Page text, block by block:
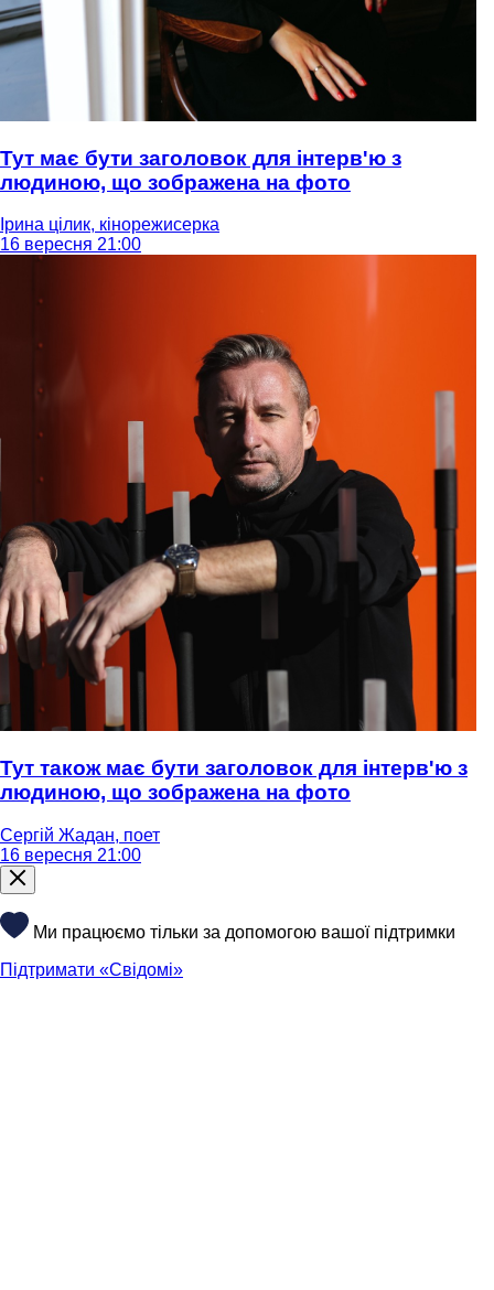
Тут має бути заголовок для інтерв'ю з
людиною, що зображена на фото
Ірина цілик, кінорежисерка
16 вересня 21:00
Тут також має бути заголовок для інтерв'ю з
людиною, що зображена на фото
Сергій Жадан, поет
16 вересня 21:00
Ми працюємо тільки за допомогою вашої підтримки
Підтримати «Свідомі»